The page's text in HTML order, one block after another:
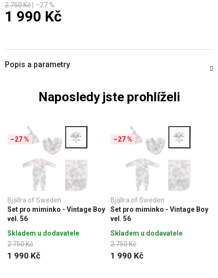
2 750 Kč
–27 %
1 990 Kč
Popis a parametry
Naposledy jste prohlíželi
–27 %
Bjällra of Sweden
Set pro miminko - Vintage Boy
vel. 56
2 750 Kč
1 990 Kč
Skladem u dodavatele
–27 %
Bjällra of Sweden
Set pro miminko - Vintage Boy
vel. 56
2 750 Kč
1 990 Kč
Skladem u dodavatele